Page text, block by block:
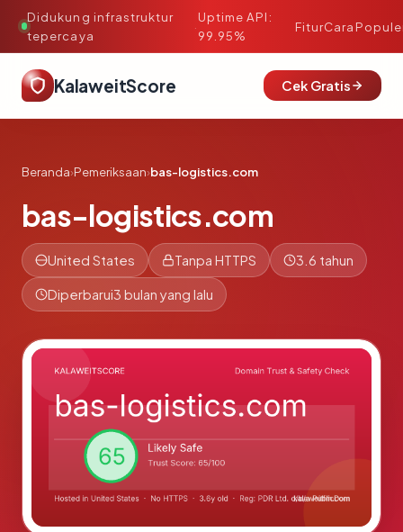
Didukung infrastruktur
tepercaya
·
Uptime API:
99.95%
FiturCara
KalaweitScore Cek Gratis
Beranda›Pemeriksaan›bas-logistics.com
bas-logistics.com
United States Tanpa HTTPS 3.6 tahun
Diperbarui3 bulan yang lalu